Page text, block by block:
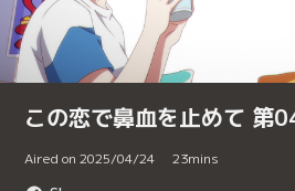
この恋で鼻血を止めて 第
Aired on 2025/04/24 23mins